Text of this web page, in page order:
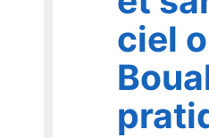
ciel